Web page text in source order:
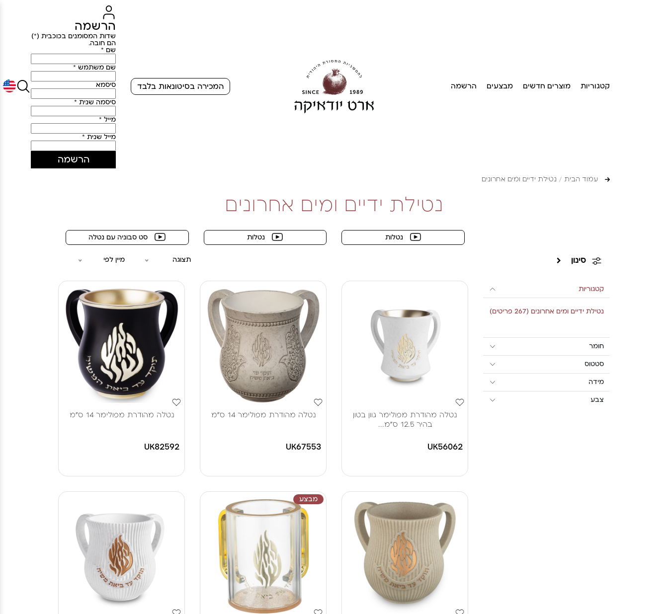
קטגוריות מוצרים חדשים מבצעים הרשמה המכירה בסיטונאות בלבד
הרשמה
שדות המסומנים בכוכבית (*)
הם חובה.
שם *
שם משתמש *
סיסמא
סיסמה שנית *
מייל *
מייל שנית *
הרשמה
עמוד הבית נטילת ידיים ומים אחרונים
נטילת ידיים ומים אחרונים
סינון
נטלות נטלות סט סבוניה עם נטלה
תצוגה מיין לפי
קטגוריות
נטילת ידיים ומים אחרונים (267 פריטים)
חומר
סטטוס
מידה
צבע
נטלה מהודרת מפולימר גוון בטון
בהיר 12.5 ס"מ...
UK56062
נטלה מהודרת מפולימר 14 ס"מ
UK67553
נטלה מהודרת מפולימר 14 ס"מ
UK82592
מבצע